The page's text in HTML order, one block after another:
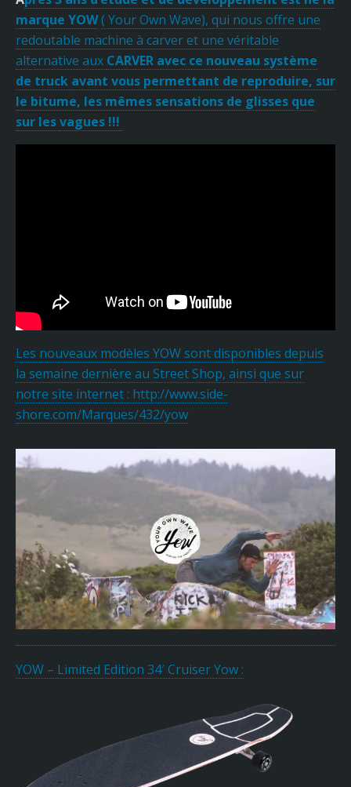
marque YOW( Your Own Wave), qui nous offre une
redoutable machine à carver et une véritable
alternative aux CARVER avec ce nouveau système
de truck avant vous permettant de reproduire, sur
le bitume, les mêmes sensations de glisses que
sur lesvagues !!!
Les nouveaux modèles YOW sont disponibles depuis
la semaine dernière au Street Shop, ainsi que sur
notre site internet : http://www.side-
shore.com/Marques/432/yow
YOW – Limited Edition 34′ Cruiser Yow :